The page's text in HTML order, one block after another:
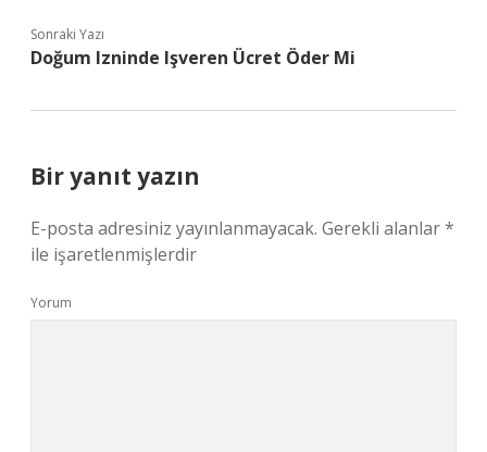
Sonraki Yazı
Doğum Izninde Işveren Ücret Öder Mi
Bir yanıt yazın
E-posta adresiniz yayınlanmayacak. Gerekli alanlar*
ile işaretlenmişlerdir
Yorum